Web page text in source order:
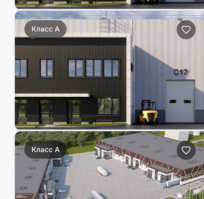
Класс A
Класс A